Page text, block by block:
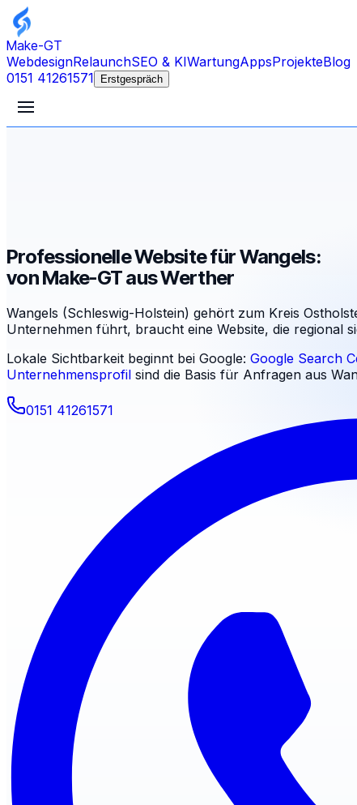
Make-GT
WebdesignRelaunchSEO & KIWartungAppsProjekteBlog
0151 41261571
Erstgespräch
Professionelle Website für Wangels:
von Make-GT aus Werther
Wangels (Schleswig-Holstein) gehört zum Kreis
Unternehmen führt, braucht eine Website, die regional
Lokale Sichtbarkeit beginnt bei Google: Google Search
Unternehmensprofil sind die Basis für Anfragen aus
0151 41261571